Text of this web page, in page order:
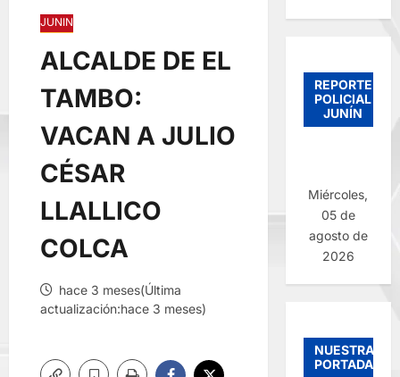
JUNIN
ALCALDE DE EL
TAMBO:
VACAN A JULIO
CÉSAR
LLALLICO
COLCA
hace 3 meses(Última
actualización:hace 3 meses)
REPORTE
POLICIAL
JUNÍN
Miércoles,
05 de
agosto de
2026
NUESTRAS
PORTADAS